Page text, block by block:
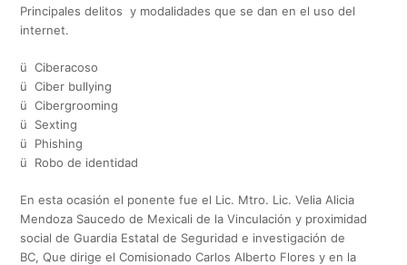
Principales delitos y modalidades que se dan en el uso del
internet.
ü Ciberacoso
ü Ciber bullying
ü Cibergrooming
ü Sexting
ü Phishing
ü Robo de identidad
En esta ocasión el ponente fue el Lic. Mtro. Lic. Velia Alicia
Mendoza Saucedo de Mexicali de la Vinculación y proximidad
social de Guardia Estatal de Seguridad e investigación de
BC, Que dirige el Comisionado Carlos Alberto Flores y en la